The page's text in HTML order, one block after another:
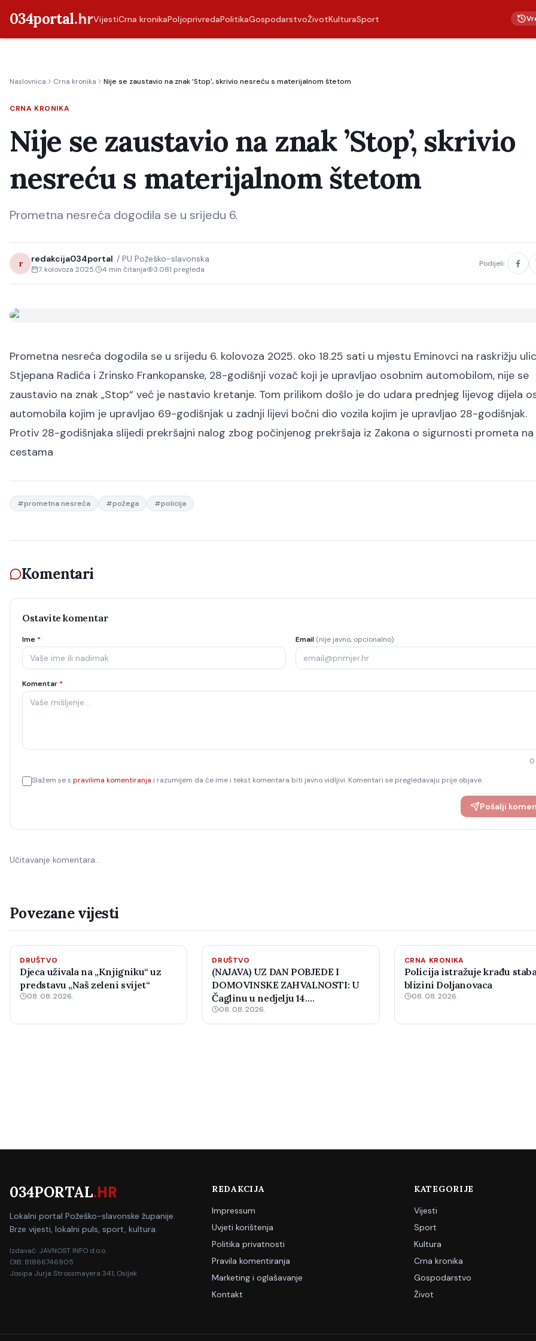
034portal.hrVijestiCrna kronikaPoljoprivredaPolitikaGospodarstvoŽivotKulturaSport
Naslovnica Crna kronika Nije se zaustavio na znak ’Stop’, skrivio nesreću s materijalnom štetom
CRNA KRONIKA
Nije se zaustavio na znak ’Stop’, skrivio
nesreću s materijalnom štetom
Prometna nesreća dogodila se u srijedu 6.
r redakcija034portal / PU Požeško-slavonska
7. kolovoza 2025. 4 min čitanja 3.081 pregleda
Podijeli:
Prometna nesreća dogodila se u srijedu 6. kolovoza 2025. oko 18.25 sati u mjestu Eminovci na raskrižju
Stjepana Radića i Zrinsko Frankopanske, 28-godišnji vozač koji je upravljao osobnim automobilom, nije se
zaustavio na znak „Stop“ već je nastavio kretanje. Tom prilikom došlo je do udara prednjeg lijevog dijela
automobila kojim je upravljao 69-godišnjak u zadnji lijevi bočni dio vozila kojim je upravljao 28-godišnjak.
Protiv 28-godišnjaka slijedi prekršajni nalog zbog počinjenog prekršaja iz Zakona o sigurnosti prometa na
cestama
#prometna nesreća #požega #policija
Komentari
Ostavite komentar
Ime * Email (nije javno, opcionalno)
Komentar *
0
Slažem se s pravilima komentiranja i razumijem da će ime i tekst komentara biti javno vidljivi. Komentari se pregledavaju prije objave.
Pošalji
Učitavanje komentara…
Povezane vijesti
DRUŠTVO
Djeca uživala na „Knjigniku“ uz
predstavu „Naš zeleni svijet“
08. 08. 2026.
DRUŠTVO
(NAJAVA) UZ DAN POBJEDE I
DOMOVINSKE ZAHVALNOSTI: U
Čaglinu u nedjelju 14.
međunarodni šahovski turnir
08. 08. 2026.
CRNA KRONIKA
Policija istražuje krađu
blizini Doljanovaca
08. 08. 2026.
034PORTAL.HR
Lokalni portal Požeško-slavonske županije.
Brze vijesti, lokalni puls, sport, kultura.
Izdavač: JAVNOST INFO d.o.o.
OIB: 81866746905
Josipa Jurja Strossmayera 341, Osijek
REDAKCIJA
Impressum
Uvjeti korištenja
Politika privatnosti
Pravila komentiranja
Marketing i oglašavanje
Kontakt
KATEGORIJE
Vijesti
Sport
Kultura
Crna kronika
Gospodarstvo
Život